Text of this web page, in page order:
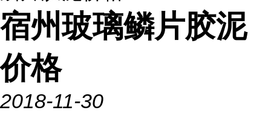
宿州玻璃鳞片胶泥
价格
2018-11-30